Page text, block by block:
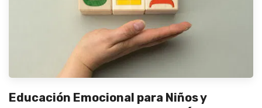
Educación Emocional para Niños y